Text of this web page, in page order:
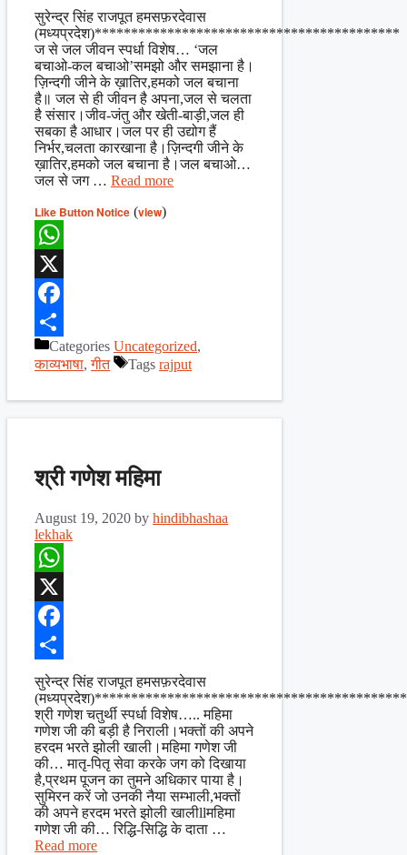
Share
सुरेन्द्र सिंह राजपूत हमसफ़रदेवास
(मध्यप्रदेश)******************************************
ज से जल जीवन स्पर्धा विशेष… ‘जल
बचाओ-कल बचाओ’समझो और समझाना है।
ज़िन्दगी जीने के ख़ातिर,हमको जल बचाना
है॥ जल से ही जीवन है अपना,जल से चलता
है संसार।जीव-जंतु और खेती-बाड़ी,जल ही
सबका है आधार।जल पर ही उद्योग हैं
निर्भर,चलता कारखाना है।ज़िन्दगी जीने के
ख़ातिर,हमको जल बचाना है।जल बचाओ…
जल से जग … Read more
Like Button Notice (view)
WhatsApp
X
Facebook
ShareCategories Uncategorized,
काव्यभाषा,गीत Tags rajput
श्री गणेश महिमा
August 19, 2020 by hindibhashaa
lekhak
WhatsApp
X
Facebook
Share
सुरेन्द्र सिंह राजपूत हमसफ़रदेवास
श्री गणेश चतुर्थी स्पर्धा विशेष….. महिमा
गणेश जी की बड़ी है निराली।भक्तों की अपने
हरदम भरते झोली खाली।महिमा गणेश जी
की… मातृ-पितृ सेवा करके जग को दिखाया
है,प्रथम पूजन का तुमने अधिकार पाया है।
सुमिरन करें जो उनकी नैया सम्भाली,भक्तों
की अपने हरदम भरते झोली खालीllमहिमा
गणेश जी की… रिद्धि-सिद्धि के दाता …
Read more